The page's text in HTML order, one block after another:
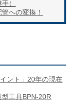
）
への変換！
ント」20年の現在
工具BPN-20R